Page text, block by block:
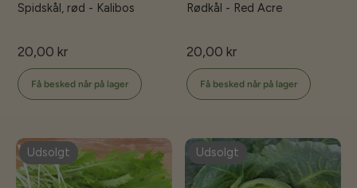
Spidskål, rød - Kalibos
20,00 kr
Få besked når på lager
Rødkål - Red Acre
20,00 kr
Få besked når på lager
Udsolgt Udsolgt